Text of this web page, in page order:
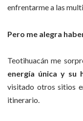
enfrentarme a las
Pero me alegra
Teotihuacán me
energía única y su
visitado otros sitios
itinerario.